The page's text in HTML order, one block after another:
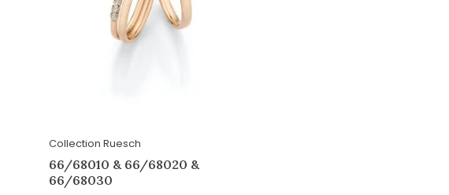
Collection Ruesch
66/68010 & 66/68020 &
66/68030